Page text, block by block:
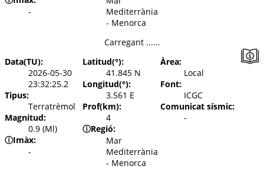
-
Mediterrània
- Menorca
Carregant ......
Data(TU):
2026-05-30
23:32:25.2
Tipus:
Terratrèmol
Magnitud:
0.9 (Ml)
ⓘImàx:
-
Latitud(°):
41.845 N
Longitud(°):
3.561 E
Prof(km):
4
ⓘRegió:
Mar
Mediterrània
- Menorca
Àrea:
Local
Font:
ICGC
Comunicat sísmic:
-